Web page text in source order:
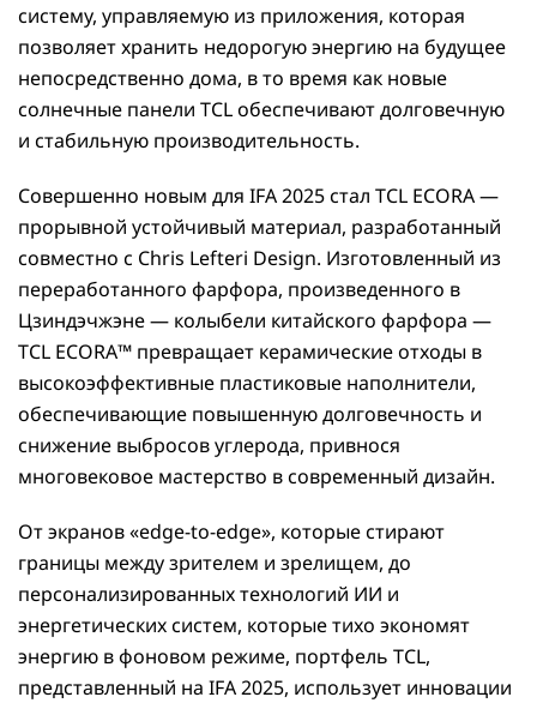
систему, управляемую из приложения, которая
позволяет хранить недорогую энергию на будущее
непосредственно дома, в то время как новые
солнечные панели TCL обеспечивают долговечную
и стабильную производительность.
Совершенно новым для IFA 2025 стал TCL ECORA —
прорывной устойчивый материал, разработанный
совместно с Chris Lefteri Design. Изготовленный из
переработанного фарфора, произведенного в
Цзиндэчжэне — колыбели китайского фарфора —
TCL ECORA™ превращает керамические отходы в
высокоэффективные пластиковые наполнители,
обеспечивающие повышенную долговечность и
снижение выбросов углерода, привнося
многовековое мастерство в современный дизайн.
От экранов «edge-to-edge», которые стирают
границы между зрителем и зрелищем, до
персонализированных технологий ИИ и
энергетических систем, которые тихо экономят
энергию в фоновом режиме, портфель TCL,
представленный на IFA 2025, использует инновации